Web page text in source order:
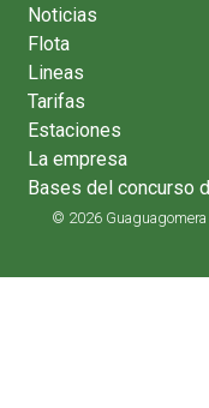
Noticias
Flota
Lineas
Tarifas
Estaciones
La empresa
Bases del concurso
© 2026 Guaguagomera